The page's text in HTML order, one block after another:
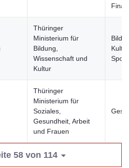
Thüringer
Ministerium für
Bildung,
Wissenschaft und
Kultur
Sport
Thüringer
Ministerium für
Soziales,
Gesundheit, Arbeit
und Frauen
58 von 114